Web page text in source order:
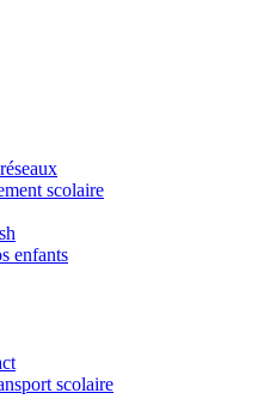
scolaire
enfants
scolaire